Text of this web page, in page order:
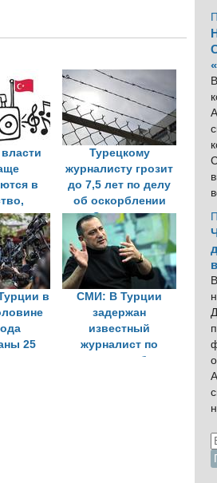
в
Турецкому
журналисту грозит
до 7,5 лет по делу
об оскорблении
Эрдогана
в
25
СМИ: В Турции
задержан
известный
журналист по
статье об